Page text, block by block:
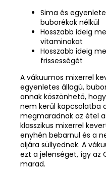
Sima és
buborékok nélkül
Hosszabb ideig
vitaminokat
Hosszabb ideig
frissességét
A vákuumos mixerrel
egyenletes állagú,
annak köszönhető,
nem kerül kapcsolatba
megmaradnak az étel
klasszikus mixerrel
enyhén bebarnul és a
aljára süllyednek. A
ezt a jelenséget, így az
marad.